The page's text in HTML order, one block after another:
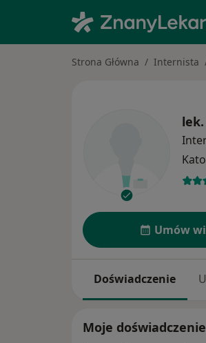
Strona Główna Internista
lek.
Umów
Doświadczenie
Moje doświadczenie